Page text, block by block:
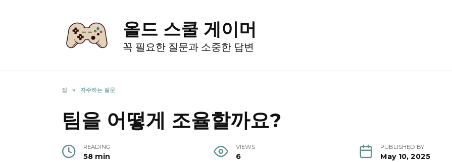
올드 스쿨 게이머
꼭 필요한 질문과 소중한 답변
집 » 자주하는 질문
팀을 어떻게 조율할까요?
READING
58 min
VIEWS
6
PUBLISHED BY
May 10, 2025